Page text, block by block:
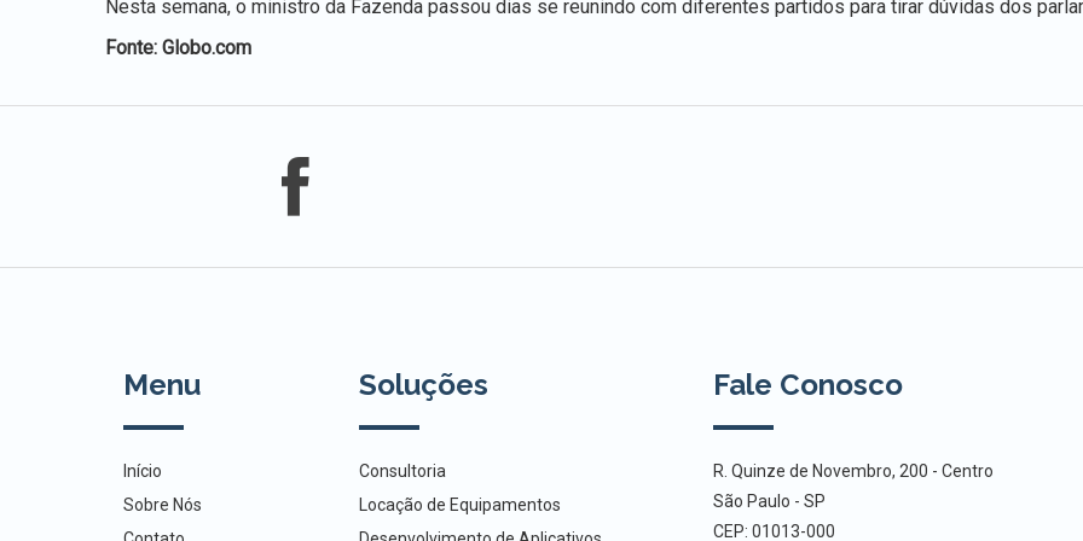
Nesta semana, o ministro da Fazenda passou dias se reunindo com diferentes partidos para tirar dúvidas dos
Fonte: Globo.com
Menu
Início
Sobre Nós
Soluções
Consultoria
Locação de Equipamentos
Fale Conosco
R. Quinze de Novembro, 200 - Centro
São Paulo - SP
CEP: 01013-000